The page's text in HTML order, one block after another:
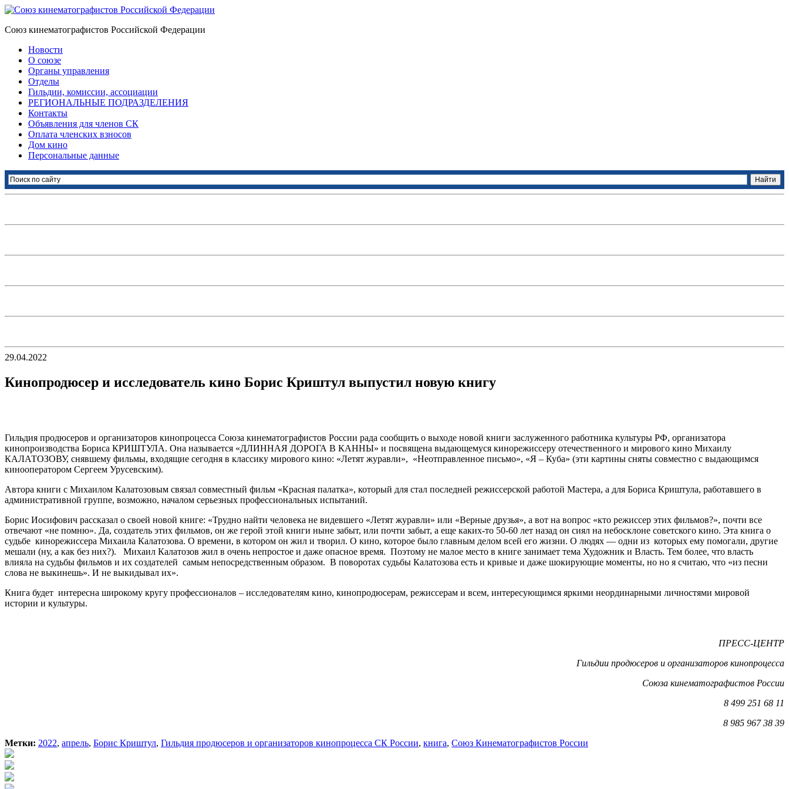
Союз кинематографистов Российской Федерации
Новости
О союзе
Органы управления
Отделы
Гильдии, комиссии, ассоциации
РЕГИОНАЛЬНЫЕ ПОДРАЗДЕЛЕНИЯ
Контакты
Объявления для членов СК
Оплата членских взносов
Дом кино
Персональные данные
29.04.2022
Кинопродюсер и исследователь кино Борис Криштул выпустил новую книгу
Гильдия продюсеров и организаторов кинопроцесса Союза кинематографистов России рада сообщить о выходе новой книги заслуженного работника культуры РФ, организатора
кинопроизводства Бориса КРИШТУЛА. Она называется «ДЛИННАЯ ДОРОГА В КАННЫ» и посвящена выдающемуся кинорежиссеру отечественного и мирового кино Михаилу
КАЛАТОЗОВУ, снявшему фильмы, входящие сегодня в классику мирового кино: «Летят журавли», «Неотправленное письмо», «Я – Куба» (эти картины сняты совместно с выдающимся
кинооператором Сергеем Урусевским).
Автора книги с Михаилом Калатозовым связал совместный фильм «Красная палатка», который для стал последней режиссерской работой Мастера, а для Бориса Криштула, работавшего в
административной группе, возможно, началом серьезных профессиональных испытаний.
Борис Иосифович рассказал о своей новой книге: «Трудно найти человека не видевшего «Летят журавли» или «Верные друзья», а вот на вопрос «кто режиссер этих фильмов?», почти все
отвечают «не помню». Да, создатель этих фильмов, он же герой этой книги ныне забыт, или почти забыт, а еще каких-то 50-60 лет назад он сиял на небосклоне советского кино. Эта книга о
судьбе кинорежиссера Михаила Калатозова. О времени, в котором он жил и творил. О кино, которое было главным делом всей его жизни. О людях — одни из которых ему помогали, другие
мешали (ну, а как без них?). Михаил Калатозов жил в очень непростое и даже опасное время. Поэтому не малое место в книге занимает тема Художник и Власть. Тем более, что власть
влияла на судьбы фильмов и их создателей самым непосредственным образом. В поворотах судьбы Калатозова есть и кривые и даже шокирующие моменты, но но я считаю, что «из песни
слова не выкинешь». И не выкидывал их».
Книга будет интересна широкому кругу профессионалов – исследователям кино, кинопродюсерам, режиссерам и всем, интересующимся яркими неординарными личностями мировой
истории и культуры.
ПРЕСС-ЦЕНТР
Гильдии продюсеров и организаторов кинопроцесса
Союза кинематографистов России
8 499 251 68 11
8 985 967 38 39
Метки: 2022, апрель, Борис Криштул, Гильдия продюсеров и организаторов кинопроцесса СК России, книга, Союз Кинематографистов России